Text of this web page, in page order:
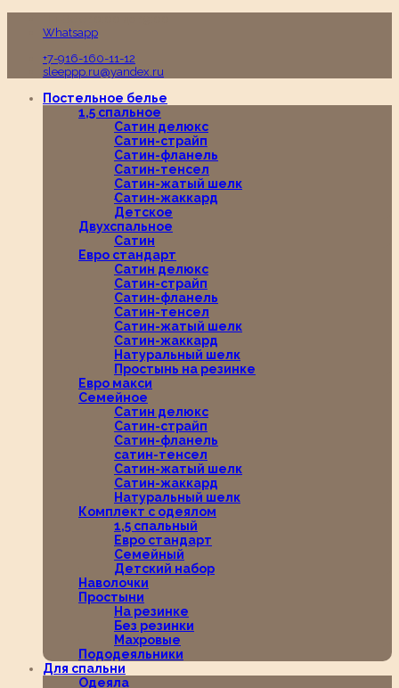
Whatsapp
+7-916-160-11-12
sleeppp.ru@yandex.ru
Постельное белье
1,5 спальное
Сатин делюкс
Сатин-страйп
Сатин-фланель
Сатин-тенсел
Сатин-жатый шелк
Сатин-жаккард
Детское
Двухспальное
Сатин
Евро стандарт
Сатин делюкс
Сатин-страйп
Сатин-фланель
Сатин-тенсел
Сатин-жатый шелк
Сатин-жаккард
Натуральный шелк
Простынь на резинке
Евро макси
Семейное
Сатин делюкс
Сатин-страйп
Сатин-фланель
сатин-тенсел
Сатин-жатый шелк
Сатин-жаккард
Натуральный шелк
Комплект с одеялом
1,5 спальный
Евро стандарт
Семейный
Детский набор
Наволочки
Простыни
На резинке
Без резинки
Махровые
Пододеяльники
Для спальни
Одеяла